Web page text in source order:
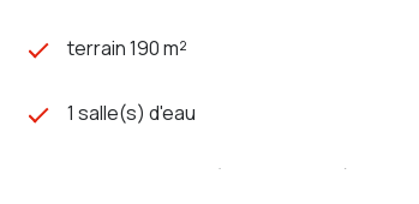
terrain 190 m²
1 salle(s) d'eau
cuisine séparée (semi-équipée)